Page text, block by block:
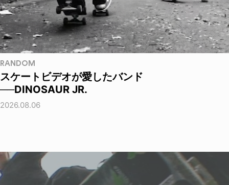
RANDOM
スケートビデオが愛したバンド
──DINOSAUR JR.
2026.08.06